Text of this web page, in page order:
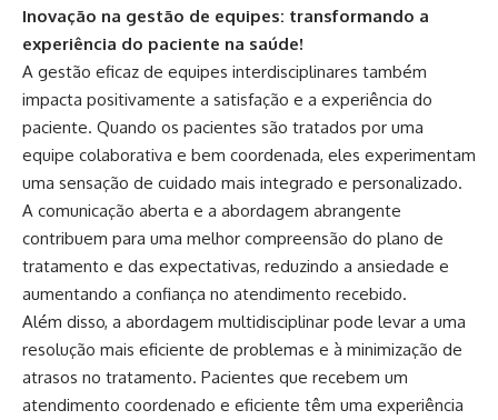
Inovação na gestão de equipes: transformando a
experiência do paciente na saúde!
A gestão eficaz de equipes interdisciplinares também
impacta positivamente a satisfação e a experiência do
paciente. Quando os pacientes são tratados por uma
equipe colaborativa e bem coordenada, eles experimentam
uma sensação de cuidado mais integrado e personalizado.
A comunicação aberta e a abordagem abrangente
contribuem para uma melhor compreensão do plano de
tratamento e das expectativas, reduzindo a ansiedade e
aumentando a confiança no atendimento recebido.
Além disso, a abordagem multidisciplinar pode levar a uma
resolução mais eficiente de problemas e à minimização de
atrasos no tratamento. Pacientes que recebem um
atendimento coordenado e eficiente têm uma experiência